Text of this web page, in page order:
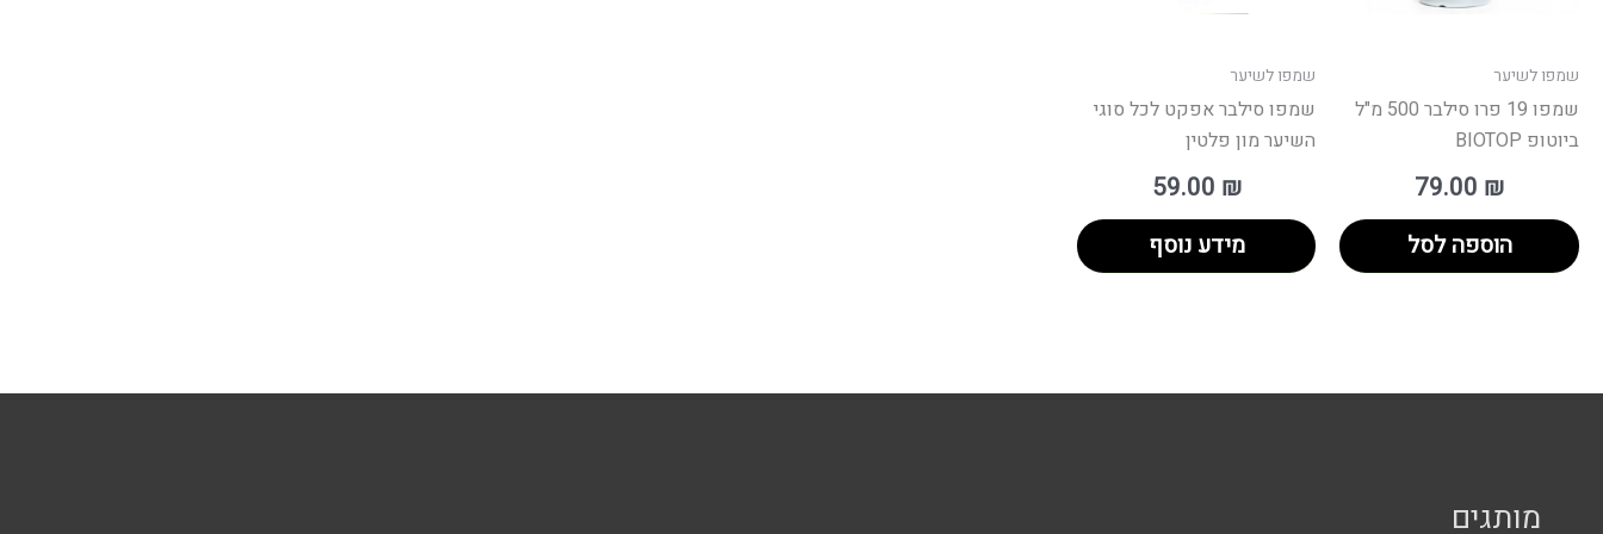
שמפו לשיער
שמפו 19 פרו סילבר 500 מ"ל
ביוטופ BIOTOP
79.00 ₪
הוספה לסל
שמפו לשיער
שמפו סילבר אפקט לכל סוגי
השיער מון פלטין
59.00 ₪
מידע נוסף
מותגים